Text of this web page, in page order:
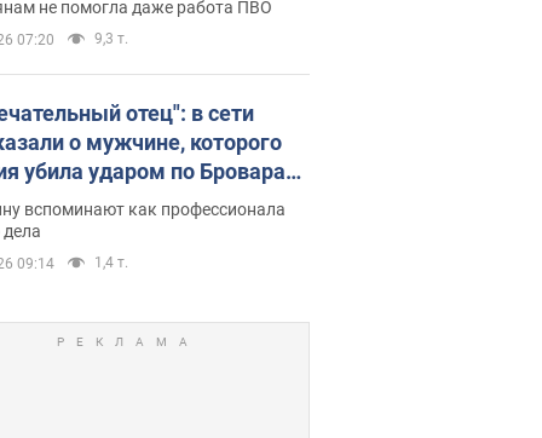
не помогла даже работа ПВО
07:20 9,3 т.
отец": в сети
о мужчине, которого
убила ударом по Броварам.
вспоминают как профессионала
дела
09:14 1,4 т.